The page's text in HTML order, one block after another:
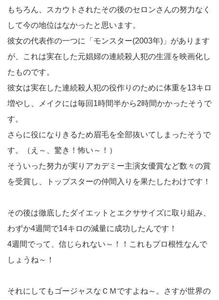
もちろん、スカウトされたその後のセロンさんの努力なく
して今の地位はなかったと思います。
彼女の代表作の一つに「モンスター(2003年)」があります
が、これは実在した元娼婦の連続殺人犯の生涯を映画化し
たものです。
彼女は実在した連続殺人犯の役作りのために体重を13キロ
増やし、メイクには毎回1時間半から2時間かかったそうで
す。
さらに役になりきるため眉毛を全部抜いてしまったそうで
す。（え～、驚き！怖い～！）
そういった努力が実りアカデミー主演女優賞など数々の賞
を受賞し、トップスターの仲間入りを果たしたわけです！
その後は徹底したダイエットとエクササイズに取り組み、
わずか4週間で14キロの減量に成功したんです！
4週間でって、信じられない～！！これもプロ根性なんで
しょうね～！
それにしてもゴージャスなＣＭですよね～。さすが世界の